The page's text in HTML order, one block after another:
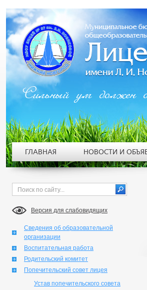
Версия для слабовидящих
Сведения об образовательной
организации
Воспитательная работа
Родительский комитет
Попечительский совет лицея
Устав попечительского совета
Сильный ум должен
ГЛАВНАЯ НОВОСТИ И